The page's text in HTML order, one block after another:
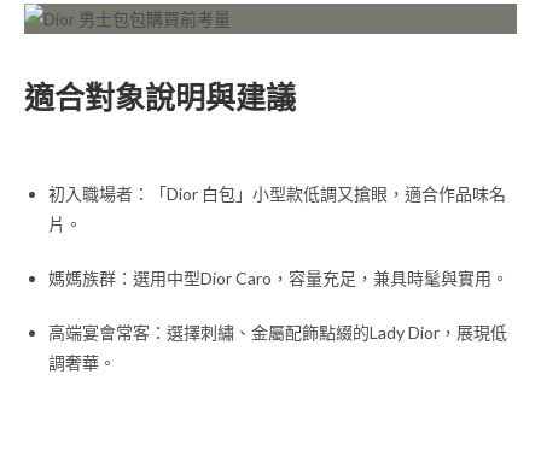
適合對象說明與建議
初入職場者：「Dior 白包」小型款低調又搶眼，適合作品味名
片。
媽媽族群：選用中型Dior Caro，容量充足，兼具時髦與實用。
高端宴會常客：選擇刺繡、金屬配飾點綴的Lady Dior，展現低
調奢華。